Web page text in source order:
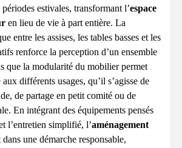
estivales, transformant l’espace
en lieu de vie à part entière. La
entre les assises, les tables basses et les
renforce la perception d’un ensemble
que la modularité du mobilier permet
aux différents usages, qu’il s’agisse de
de partage en petit comité ou de
En intégrant des équipements pensés
l’entretien simplifié, l’aménagement
dans une démarche responsable,